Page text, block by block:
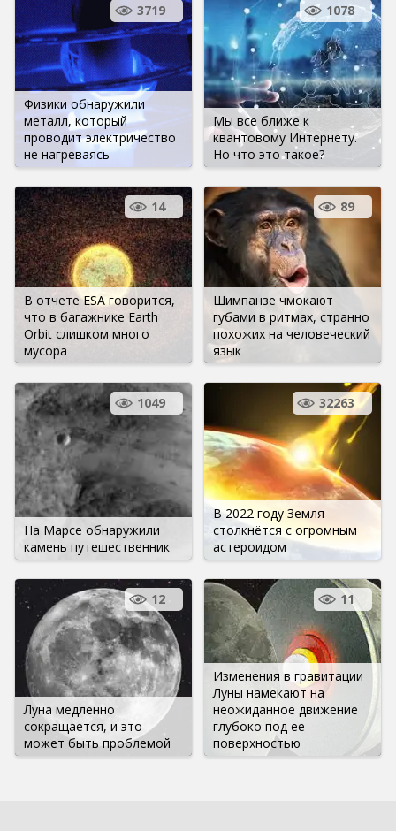
Физики обнаружили
металл, который
проводит электричество
не нагреваясь
3719
Мы все ближе к
квантовому Интернету.
Но что это такое?
1078
В отчете ESA говорится,
что в багажнике Earth
Orbit слишком много
мусора
14
Шимпанзе чмокают
губами в ритмах, странно
похожих на человеческий
язык
89
На Марсе обнаружили
камень путешественник
1049
В 2022 году Земля
столкнётся с огромным
астероидом
32263
Луна медленно
сокращается, и это
может быть проблемой
12
Изменения в гравитации
Луны намекают на
неожиданное движение
глубоко под ее
поверхностью
11